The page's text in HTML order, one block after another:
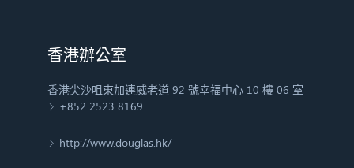
香港辦公室
香港尖沙咀東加連威老道 92 號幸福中心 10 樓 06 室
+852 2523 8169
http://www.douglas.hk/